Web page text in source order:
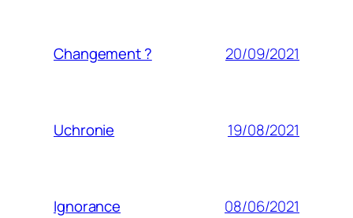
Changement ? 20/09/2021
Uchronie 19/08/2021
Ignorance 08/06/2021